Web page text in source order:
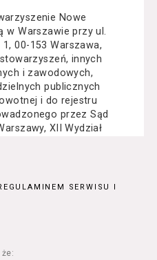
Nowe
w Warszawie przy ul.
00-153 Warszawa,
innych
i zawodowych,
publicznych
i do rejestru
przez Sąd
XII Wydział
fizyczna, osoba prawna
nieposiadająca
z
SERWISU I